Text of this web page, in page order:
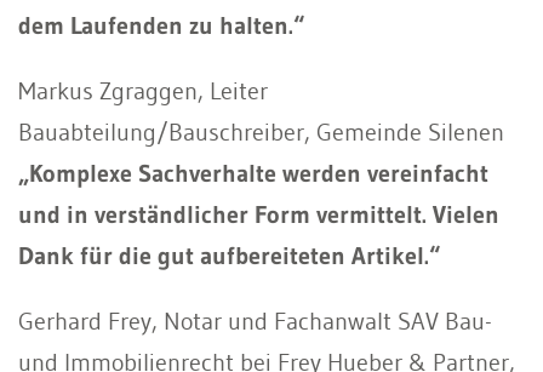
dem Laufenden zu halten.“
Markus Zgraggen, Leiter
Bauabteilung/Bauschreiber, Gemeinde Silenen
„Komplexe Sachverhalte werden vereinfacht
und in verständlicher Form vermittelt. Vielen
Dank für die gut aufbereiteten Artikel.“
Gerhard Frey, Notar und Fachanwalt SAV Bau-
und Immobilienrecht bei Frey Hueber & Partner,